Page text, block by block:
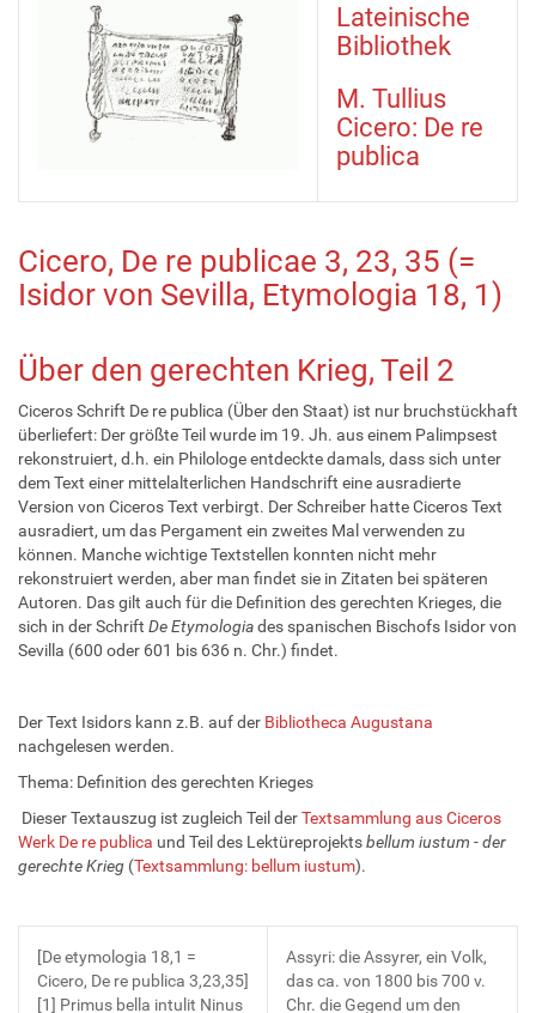
Lateinische
Bibliothek
M. Tullius
Cicero: De re
publica
Cicero, De re publicae 3, 23, 35 (=
Isidor von Sevilla, Etymologia 18, 1)
Über den gerechten Krieg, Teil 2
Ciceros Schrift De re publica (Über den Staat) ist nur bruchstückhaft
überliefert: Der größte Teil wurde im 19. Jh. aus einem Palimpsest
rekonstruiert, d.h. ein Philologe entdeckte damals, dass sich unter
dem Text einer mittelalterlichen Handschrift eine ausradierte
Version von Ciceros Text verbirgt. Der Schreiber hatte Ciceros Text
ausradiert, um das Pergament ein zweites Mal verwenden zu
können. Manche wichtige Textstellen konnten nicht mehr
rekonstruiert werden, aber man findet sie in Zitaten bei späteren
Autoren. Das gilt auch für die Definition des gerechten Krieges, die
sich in der Schrift De Etymologiades spanischen Bischofs Isidor von
Sevilla (600 oder 601 bis 636 n. Chr.) findet.
Der Text Isidors kann z.B. auf der Bibliotheca Augustana
nachgelesen werden.
Thema: Definition des gerechten Krieges
Dieser Textauszug ist zugleich Teil derTextsammlung aus Ciceros
Werk De re publica und Teil des Lektüreprojektsbellum iustum - der
gerechte Krieg (Textsammlung: bellum iustum).
[De etymologia 18,1 =
Cicero, De re publica 3,23,35]
[1] Primus bella intulit Ninus
Assyri: die Assyrer, ein Volk,
das ca. von 1800 bis 700 v.
Chr. die Gegend um den